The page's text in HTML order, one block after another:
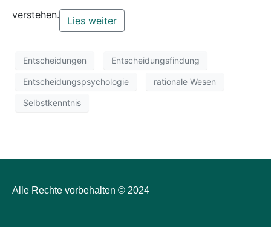
verstehen.
Lies weiter
Entscheidungen Entscheidungsfindung
Entscheidungspsychologie rationale Wesen
Selbstkenntnis
Alle Rechte vorbehalten © 2024